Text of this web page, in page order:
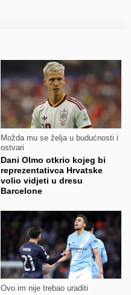
Možda mu se želja u budućnosti i
ostvari
Dani Olmo otkrio kojeg bi
reprezentativca Hrvatske
volio vidjeti u dresu
Barcelone
Ovo im nije trebao uraditi